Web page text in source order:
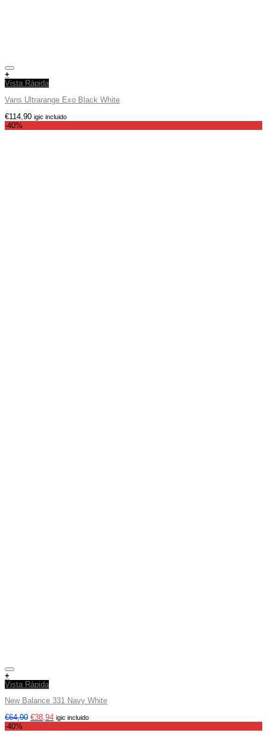
+
Vista Rápida
Vans Ultrarange Exo Black White
€114,90 igic incluido
-40%
+
Vista Rápida
New Balance 331 Navy White
€64,90 €38,94 igic incluido
-40%